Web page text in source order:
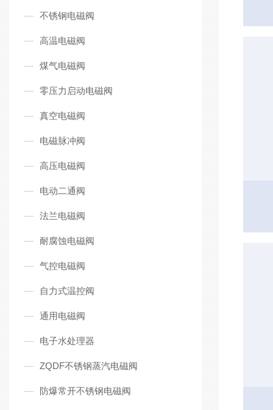
不锈钢电磁阀
高温电磁阀
煤气电磁阀
零压力启动电磁阀
真空电磁阀
电磁脉冲阀
高压电磁阀
电动二通阀
法兰电磁阀
耐腐蚀电磁阀
气控电磁阀
自力式温控阀
通用电磁阀
电子水处理器
ZQDF不锈钢蒸汽电磁阀
防爆常开不锈钢电磁阀